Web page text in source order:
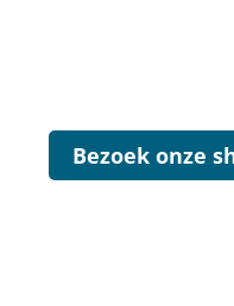
Bezoek onze